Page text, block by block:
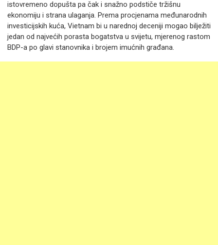
istovremeno dopušta pa čak i snažno podstiče tržišnu
ekonomiju i strana ulaganja. Prema procjenama međunarodnih
investicijskih kuća, Vietnam bi u narednoj deceniji mogao bilježiti
jedan od najvećih porasta bogatstva u svijetu, mjerenog rastom
BDP-a po glavi stanovnika i brojem imućnih građana.